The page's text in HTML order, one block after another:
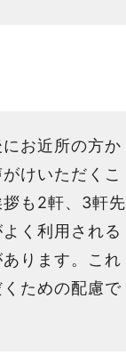
お近所の方か
けいただくこ
拶も2軒、3軒先
く利用される
ります。これ
ための配慮で